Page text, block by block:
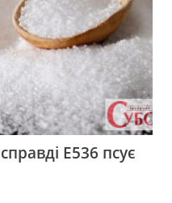
Е536 псує